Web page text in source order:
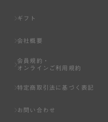
ギフト
会社概要
会員規約・
オンラインご利用規約
特定商取引法に基づく表記
お問い合わせ